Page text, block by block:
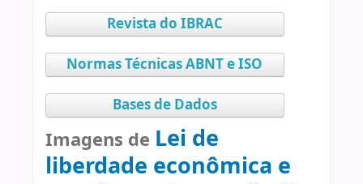
Revista do IBRAC
Normas Técnicas ABNT e ISO
Bases de Dados
Imagens de Lei de
liberdade econômica e